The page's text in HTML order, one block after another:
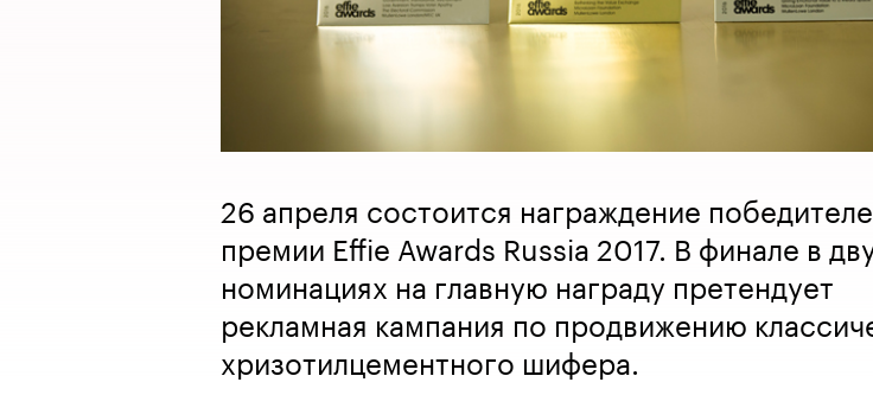
26 апреля состоится награждение
премии Effie Awards Russia 2017. В финале в
номинациях на главную награду претендует
рекламная кампания по продвижению
хризотилцементного шифера.